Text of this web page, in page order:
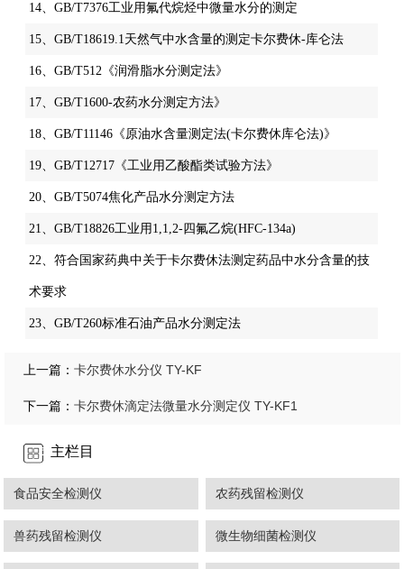
14、GB/T7376工业用氟代烷烃中微量水分的测定
15、GB/T18619.1天然气中水含量的测定卡尔费休-库仑法
16、GB/T512《润滑脂水分测定法》
17、GB/T1600-农药水分测定方法》
18、GB/T11146《原油水含量测定法(卡尔费休库仑法)》
19、GB/T12717《工业用乙酸酯类试验方法》
20、GB/T5074焦化产品水分测定方法
21、GB/T18826工业用1,1,2-四氟乙烷(HFC-134a)
22、符合国家药典中关于卡尔费休法测定药品中水分含量的技
术要求
23、GB/T260标准石油产品水分测定法
上一篇：卡尔费休水分仪 TY-KF
下一篇：卡尔费休滴定法微量水分测定仪 TY-KF1
主栏目
食品安全检测仪 农药残留检测仪
兽药残留检测仪 微生物细菌检测仪